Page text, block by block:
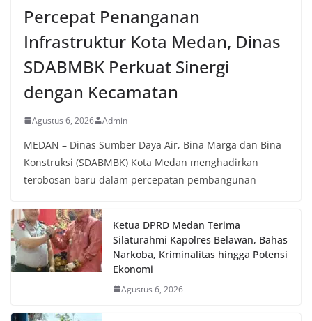
Sunggal sebagai bagian dari upaya menciptakan
situasi Kamtibmas yang aman dan kondusif,
sekaligus menumbuhkan semangat nasionalisme
warga dalam menyambut Hari Kemerdekaan RI.
Percepat Penanganan
Infrastruktur Kota Medan, Dinas
SDABMBK Perkuat Sinergi
dengan Kecamatan
Agustus 6, 2026 Admin
MEDAN – Dinas Sumber Daya Air, Bina Marga dan Bina
Konstruksi (SDABMBK) Kota Medan menghadirkan
terobosan baru dalam percepatan pembangunan
Ketua DPRD Medan Terima
Silaturahmi Kapolres Belawan, Bahas
Narkoba, Kriminalitas hingga Potensi
Ekonomi
Agustus 6, 2026